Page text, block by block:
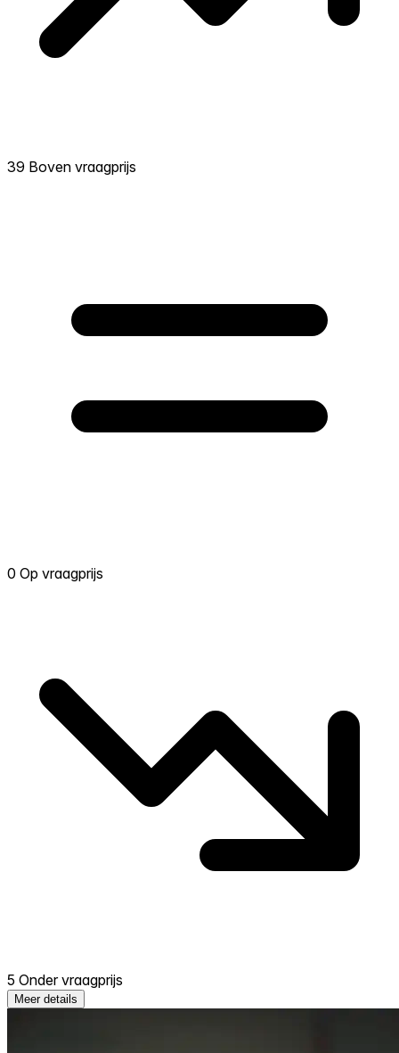
39 Boven vraagprijs
0 Op vraagprijs
5 Onder vraagprijs
Meer details